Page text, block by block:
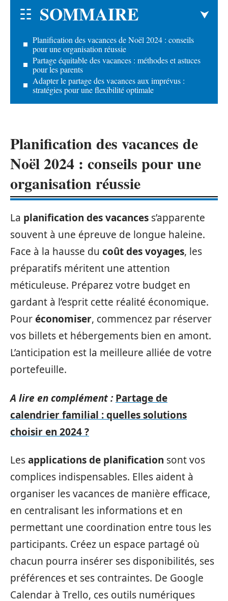
SOMMAIRE
Planification des vacances de Noël 2024 : conseils
pour une organisation réussie
Partage équitable des vacances : méthodes et astuces
pour les parents
Adapter le partage des vacances aux imprévus :
stratégies pour une flexibilité optimale
Planification des vacances de
Noël 2024 : conseils pour une
organisation réussie
La planification des vacances s’apparente
souvent à une épreuve de longue haleine.
Face à la hausse du coût des voyages, les
préparatifs méritent une attention
méticuleuse. Préparez votre budget en
gardant à l’esprit cette réalité économique.
Pouréconomiser, commencez par réserver
vos billets et hébergements bien en amont.
L’anticipation est la meilleure alliée de votre
portefeuille.
A lire en complément : Partage de
calendrier familial : quelles solutions
choisir en 2024 ?
Lesapplications de planification sont vos
complices indispensables. Elles aident à
organiser les vacances de manière efficace,
en centralisant les informations et en
permettant une coordination entre tous les
participants. Créez un espace partagé où
chacun pourra insérer ses disponibilités, ses
préférences et ses contraintes. De Google
Calendar à Trello, ces outils numériques